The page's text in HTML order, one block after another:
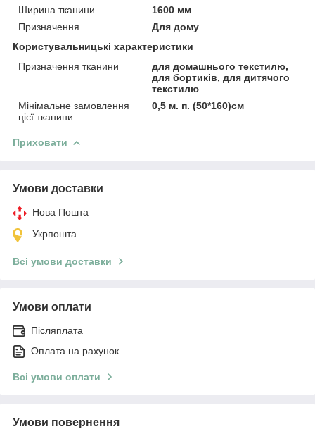
Ширина тканини
1600 мм
Призначення
Для дому
Користувальницькі характеристики
Призначення тканини
для домашнього текстилю,
для бортиків, для дитячого
текстилю
Мінімальне замовлення
цієї тканини
0,5 м. п. (50*160)см
Приховати
Умови доставки
Нова Пошта
Укрпошта
Всі умови доставки
Умови оплати
Післяплата
Оплата на рахунок
Всі умови оплати
Умови повернення